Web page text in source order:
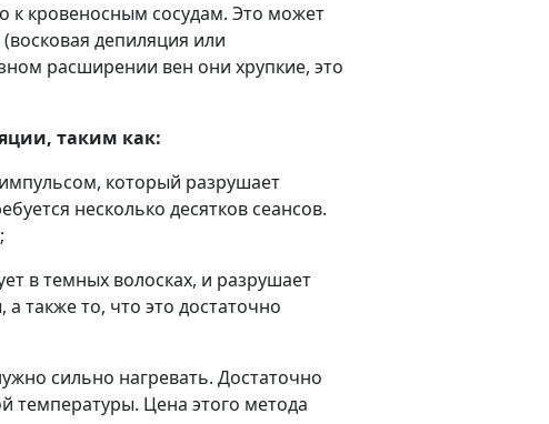
к кровеносным сосудам. Это может
депиляция или
расширении вен они хрупкие, это
таким как:
который разрушает
несколько десятков сеансов.
в темных волосках, и разрушает
также то, что это достаточно
сильно нагревать. Достаточно
температуры. Цена этого метода